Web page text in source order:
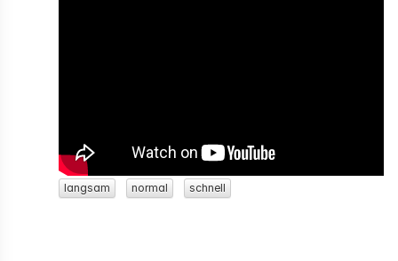
langsam normal schnell